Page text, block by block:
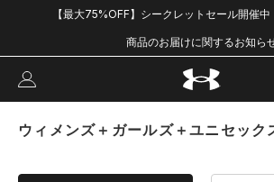
【最大75%OFF】シークレットセール開催中
商品のお届けに関するお知ら
ウィメンズ＋ガールズ＋ユニセック